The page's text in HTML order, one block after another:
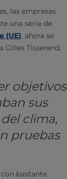
las empresas
una serie de
(UE), ahora se
Tisserand,
objetivos
sus
clima,
pruebas
bastante